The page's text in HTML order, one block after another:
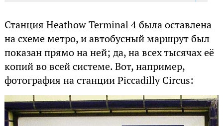
Станция Heathow Terminal 4 была оставлена
на схеме метро, и автобусный маршрут был
показан прямо на ней; да, на всех тысячах её
копий во всей системе. Вот, например,
фотография на станции Piccadilly Circus: